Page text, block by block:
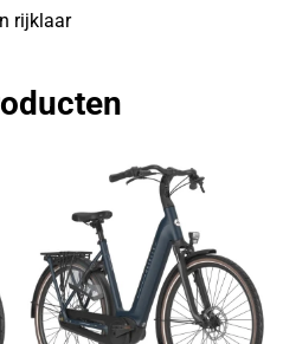
rijklaar